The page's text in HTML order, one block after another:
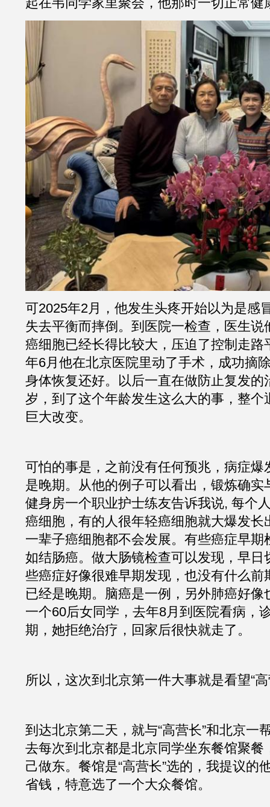
可2025年2月，他发生头疼开始以为是感
失去平衡而摔倒。到医院一检查，医生说
癌细胞已经长得比较大，压迫了控制走路
年6月他在北京医院里动了手术，成功摘
身体恢复还好。以后一直在做防止复发的
岁，到了这个年龄发生这么大的事，整个
巨大改变。
可怕的事是，之前没有任何预兆，病症爆
是晚期。从他的例子可以看出，锻炼确实
健身房一个职业护士练友告诉我说, 每个
癌细胞，有的人很年轻癌细胞就大爆发长
一辈子癌细胞都不会发展。有些癌症早期
如结肠癌。做大肠镜检查可以发现，早日
些癌症好像很难早期发现，也没有什么前
已经是晚期。脑癌是一例，另外肺癌好像
一个60后女同学，去年8月到医院看病，
期，她拒绝治疗，回家后很快就走了。
所以，这次到北京第一件大事就是看望“高
到达北京第二天，就与“高营长”和北京一
去每次到北京都是北京同学坐东餐馆聚餐
己做东。餐馆是“高营长”选的，我提议的
省钱，特意选了一个大众餐馆。